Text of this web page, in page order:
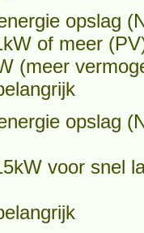
opslag
of meer
(meer
opslag
voor snel